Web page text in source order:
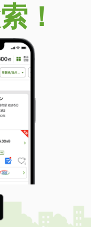
！